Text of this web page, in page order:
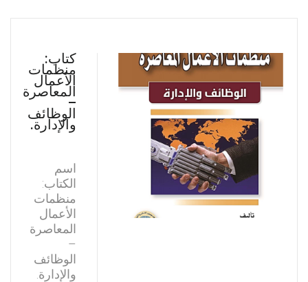
كتاب:
منظمات
الأعمال
المعاصرة
–
الوظائف
والإدارة.
اسم
الكتاب:
منظمات
الأعمال
المعاصرة
–
الوظائف
والإدارة.